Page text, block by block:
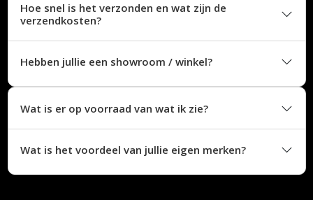
Hoe snel is het verzonden en wat zijn de
verzendkosten?
Hebben jullie een showroom / winkel?
Wat is er op voorraad van wat ik zie?
Wat is het voordeel van jullie eigen merken?